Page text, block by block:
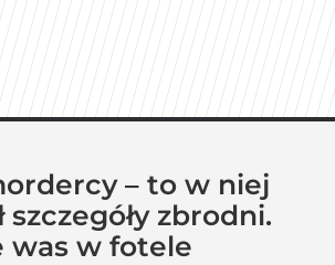
– to w niej
szczegóły zbrodni.
was w fotele